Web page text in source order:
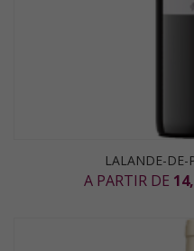
LALANDE-DE-
A PARTIR DE